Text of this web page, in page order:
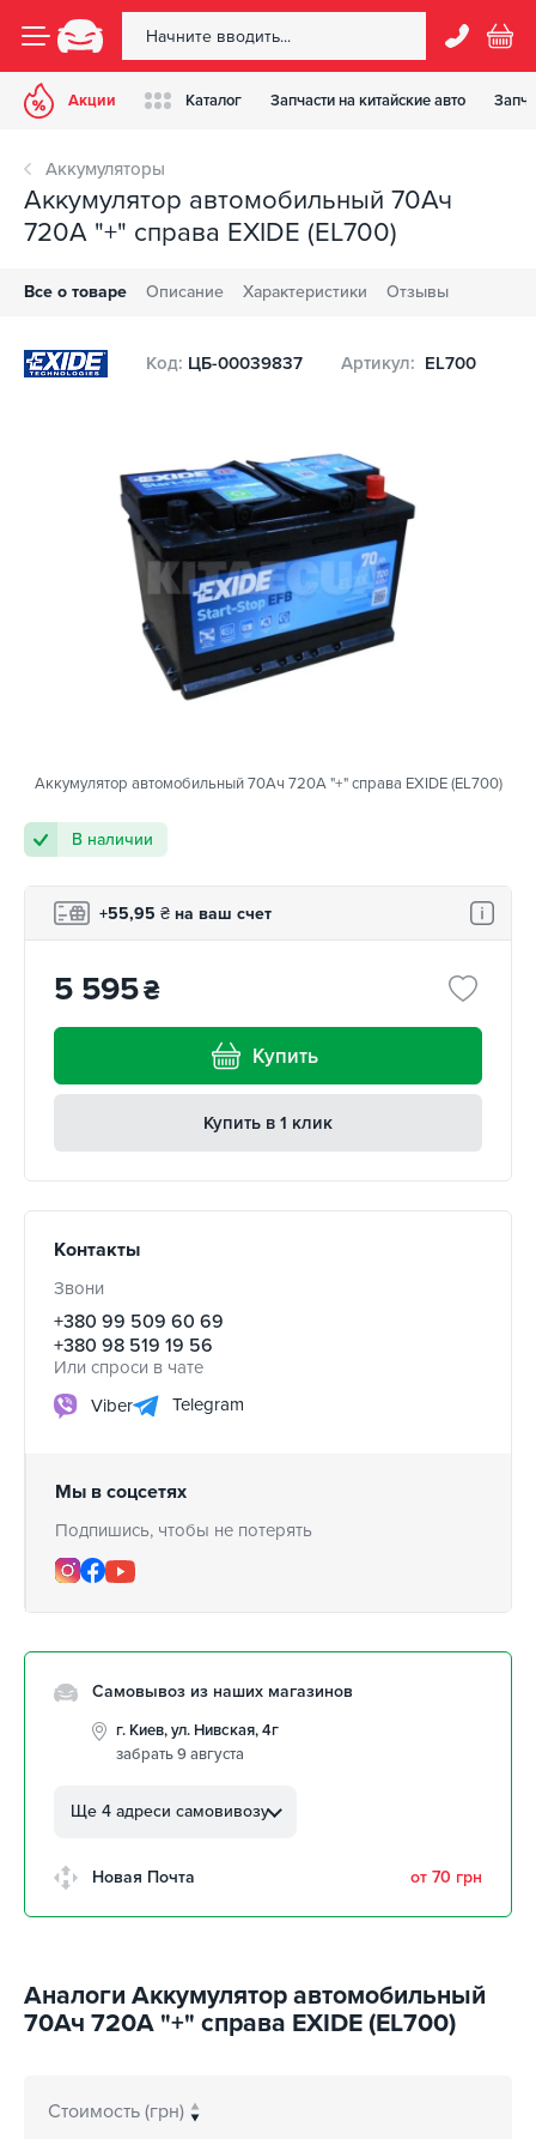
Акции Каталог Запчасти на китайские авто
Аккумуляторы
Аккумулятор автомобильный 70Ач
720А "+" справа EXIDE (EL700)
Все о товаре Описание Характеристики Отзывы
Код: ЦБ-00039837 Артикул: EL700
Аккумулятор автомобильный 70Ач 720А "+" справа EXIDE (EL700)
В наличии
+55,95 ₴ на ваш счет
5 595₴
Купить
Купить в 1 клик
Контакты
Звони
+380 99 509 60 69
+380 98 519 19 56
Или спроси в чате
Viber
Telegram
Мы в соцсетях
Подпишись, чтобы не потерять
Самовывоз из наших магазинов
г. Киев, ул. Нивская, 4г
забрать 9 августа
Автолюбителей, 8а
авторынок
г. Киев, ул. Остафия
Дашкевича, 15
забрать 9 августа
Ще 4 адреси самовивозу
Новая Почта от 70 грн
Аналоги Аккумулятор автомобильный
70Ач 720А "+" справа EXIDE (EL700)
Стоимость (грн)